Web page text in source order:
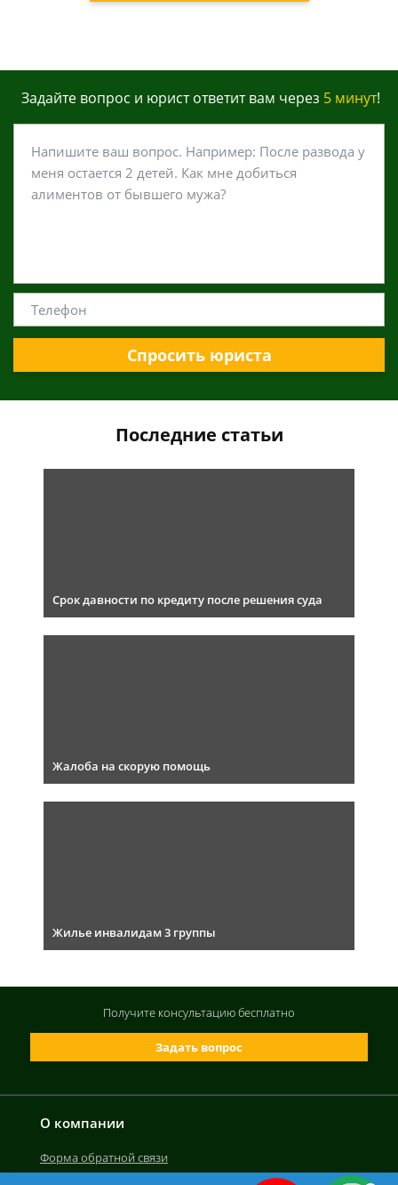
Задайте вопрос и юрист ответит вам через 5 минут!
Спросить юриста
Последние статьи
Срок давности по кредиту после решения суда
Жалоба на скорую помощь
Жилье инвалидам 3 группы
О компании
Форма обратной связи
Задать вопрос
Получите консультациюбесплатно